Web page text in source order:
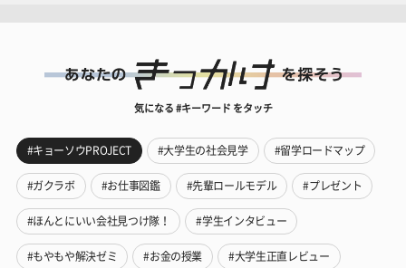
気になる #キーワード をタッチ
#キョーソウPROJECT #大学生の社会見学 #留学ロードマップ
#ガクラボ #お仕事図鑑 #先輩ロールモデル #プレゼント
#ほんとにいい会社見つけ隊！ #学生インタビュー
#もやもや解決ゼミ #お金の授業 #大学生正直レビュー